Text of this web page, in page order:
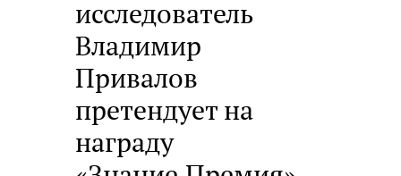
исследователь
Владимир
Привалов
претендует на
награду